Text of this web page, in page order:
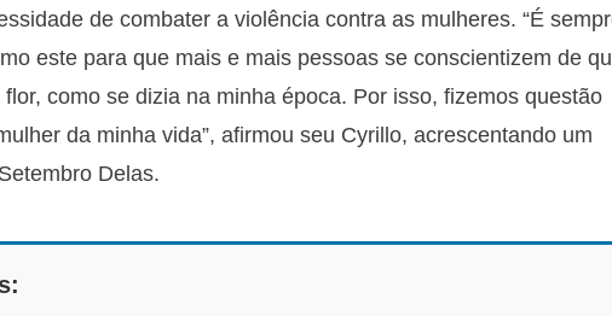
de combater a violência contra as mulheres. “É
este para que mais e mais pessoas se conscientizem de
como se dizia na minha época. Por isso, fizemos questão
da minha vida”, afirmou seu Cyrillo, acrescentando um
Delas.